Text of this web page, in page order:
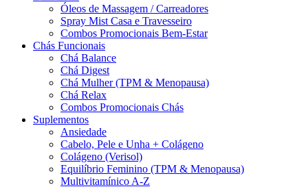
Óleos de Massagem / Carreadores
Spray Mist Casa e Travesseiro
Combos Promocionais Bem-Estar
Chás Funcionais
Chá Balance
Chá Digest
Chá Mulher (TPM & Menopausa)
Chá Relax
Combos Promocionais Chás
Suplementos
Ansiedade
Cabelo, Pele e Unha + Colágeno
Colágeno (Verisol)
Equilíbrio Feminino (TPM & Menopausa)
Multivitamínico A-Z